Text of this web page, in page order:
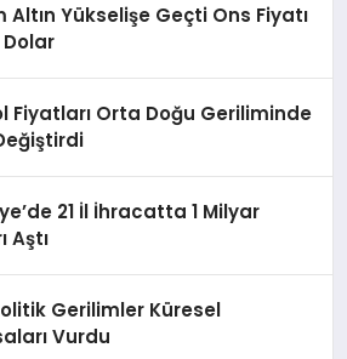
Altın Yükselişe Geçti Ons Fiyatı
Fiyatları Orta Doğu Geriliminde
21 İl İhracatta 1 Milyar
Aştı
Gerilimler Küresel
Vurdu